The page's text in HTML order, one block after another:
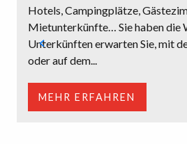
lokale Produzenten
Hotels, Campingplätze,
Mietunterkünfte… Sie haben die
Unterkünften erwarten Sie, mit
oder auf dem...
MEHR ERFAHREN